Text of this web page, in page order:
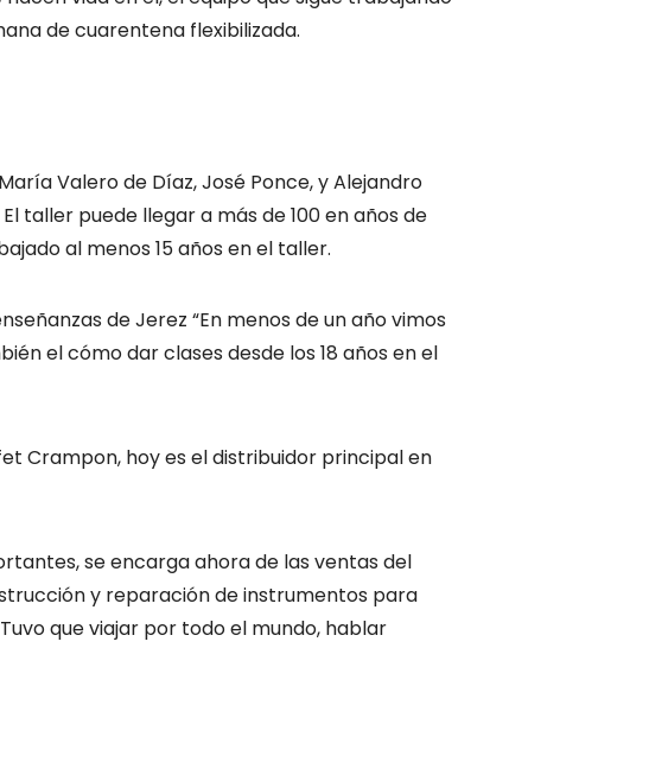
de cuarentena flexibilizada.
Valero de Díaz, José Ponce, y Alejandro
taller puede llegar a más de 100 en años de
al menos 15 años en el taller.
de Jerez “En menos de un año vimos
el cómo dar clases desde los 18 años en el
Crampon, hoy es el distribuidor principal en
se encarga ahora de las ventas del
y reparación de instrumentos para
que viajar por todo el mundo, hablar